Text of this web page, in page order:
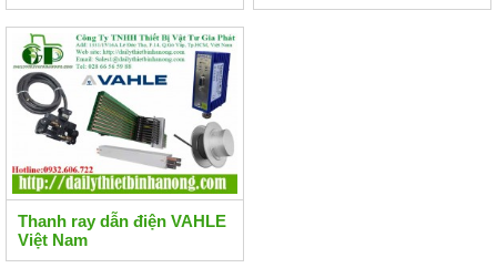
Thanh ray dẫn điện VAHLE
Việt Nam